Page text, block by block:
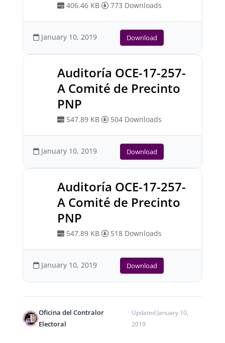
406.46 KB 773 Downloads
January 10, 2019 Download
Auditoría OCE-17-257-
A Comité de Precinto
PNP
547.89 KB 504 Downloads
January 10, 2019 Download
Auditoría OCE-17-257-
A Comité de Precinto
PNP
547.89 KB 518 Downloads
January 10, 2019 Download
Oficina del Contralor
Electoral
Updated January 10,
2019